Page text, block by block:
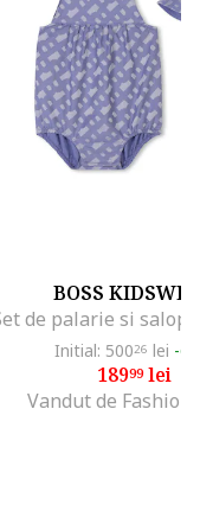
BOSS
Initial: 50026 lei -
18999lei
Vandut de Fashion